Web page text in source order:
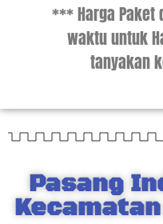
*** Harga Paket
waktu untuk
tanyakan
Pasang